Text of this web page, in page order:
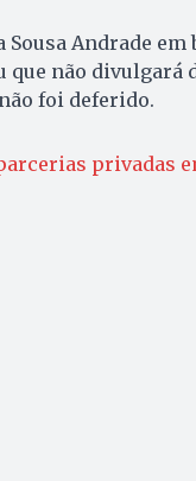
Andrade em
não divulgará
foi deferido.
privadas